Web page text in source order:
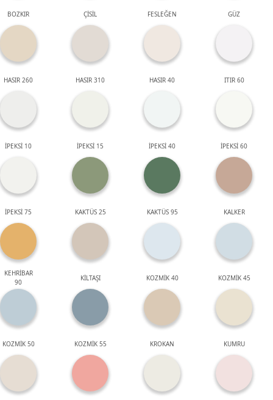
BOZKIR ÇİSİL FESLEĞEN GÜZ
HASIR 260 HASIR 310 HASIR 40 ITIR 60
İPEKSİ 10 İPEKSİ 15 İPEKSİ 40 İPEKSİ 60
İPEKSİ 75 KAKTÜS 25 KAKTÜS 95 KALKER
KEHRİBAR
90
KİLTAŞI KOZMİK 40 KOZMİK 45
KOZMİK 50 KOZMİK 55 KROKAN KUMRU